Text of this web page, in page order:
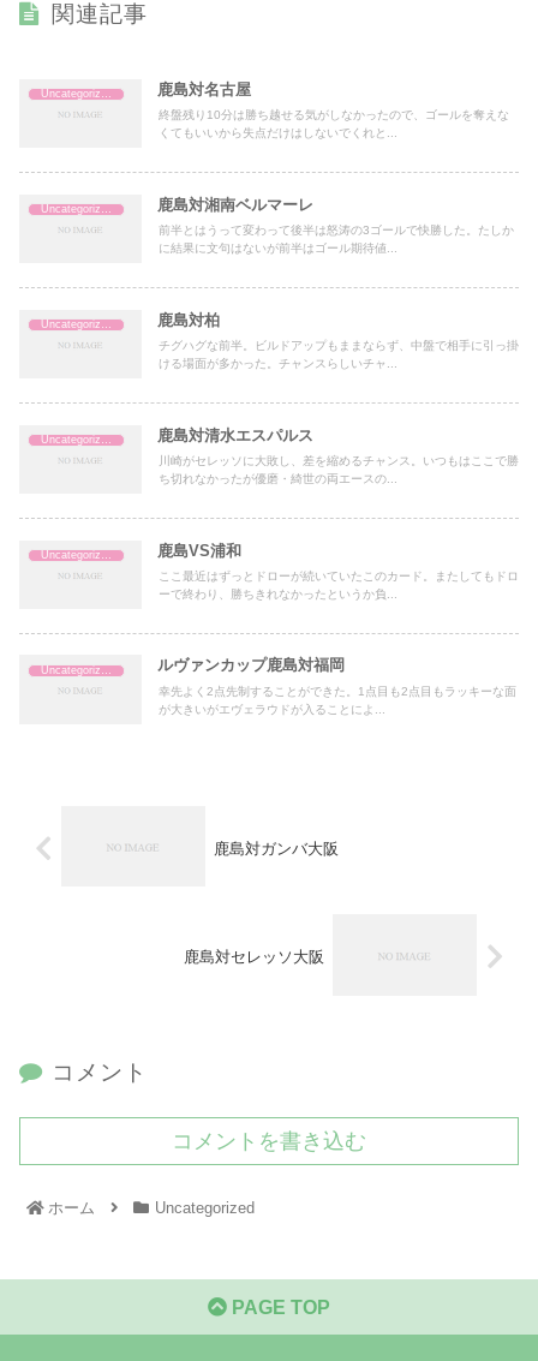
関連記事
Uncategorized 鹿島対名古屋
終盤残り10分は勝ち越せる気がしなかったので、ゴールを奪えな
くてもいいから失点だけはしないでくれと...
Uncategorized 鹿島対湘南ベルマーレ
前半とはうって変わって後半は怒涛の3ゴールで快勝した。たしか
に結果に文句はないが前半はゴール期待値...
Uncategorized 鹿島対柏
チグハグな前半。ビルドアップもままならず、中盤で相手に引っ掛
ける場面が多かった。チャンスらしいチャ...
鹿島対清水エスパルス
川崎がセレッソに大敗し、差を縮めるチャンス。いつもはここで勝
ち切れなかったが優磨・綺世の両エースの...
鹿島VS浦和
ここ最近はずっとドローが続いていたこのカード。またしてもドロ
ーで終わり、勝ちきれなかったというか負...
ルヴァンカップ鹿島対福岡
幸先よく2点先制することができた。1点目も2点目もラッキーな面
が大きいがエヴェラウドが入ることによ...
鹿島対ガンバ大阪
鹿島対セレッソ大阪
コメント
コメントを書き込む
ホーム Uncategorized
PAGE TOP